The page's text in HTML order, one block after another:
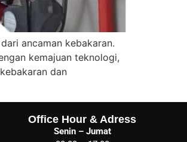
ancaman kebakaran.
kemajuan teknologi,
dan
Office Hour & Adress
Senin – Jumat